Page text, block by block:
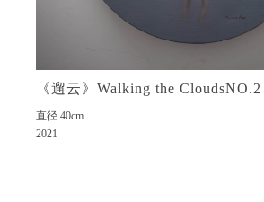
《遛云》Walking the CloudsNO.2
直径 40cm
2021